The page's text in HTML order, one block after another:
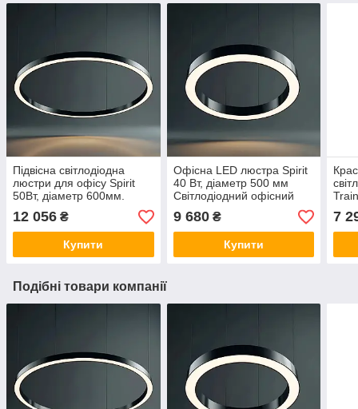
Підвісна світлодіодна
люстри для офісу Spirit
50Вт, діаметр 600мм.
Освітлення для магазину,
бару, кафе
12 056 ₴
Купити
Офісна LED люстра Spirit
40 Вт, діаметр 500 мм
Світлодіодний офісний
світильник кільце, офісне
освітлення
9 680₴
Купити
для
7
Подібні товари компанії